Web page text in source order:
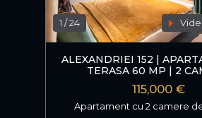
1 /24
ALEXANDRIEI 152 |
TERASA 60 MP | 2
115,000 €
Apartament cu 2 camere